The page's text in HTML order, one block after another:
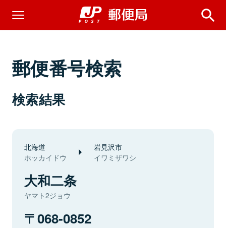
郵便番号検索
検索結果
北海道
ホッカイドウ
岩見沢市
イワミザワシ
大和二条
ヤマト2ジョウ
068-0852